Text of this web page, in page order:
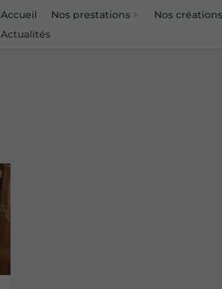
Accueil Nos prestations Nos créations
Actualités